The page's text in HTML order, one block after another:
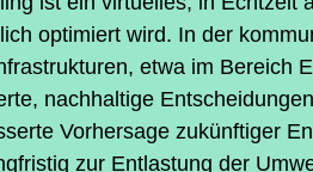
optimiert wird. In der
etwa im Bereich
nachhaltige
Vorhersage zukünftiger
zur Entlastung der